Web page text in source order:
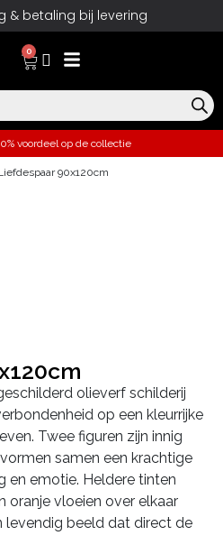
& betaling bij levering
0
voordeel op de collectie
90x120cm
olieverf schilderij
op een kleurrijke
Twee figuren zijn innig
samen een krachtige
en emotie. Heldere tinten
oranje vloeien over elkaar
levendig beeld dat direct de